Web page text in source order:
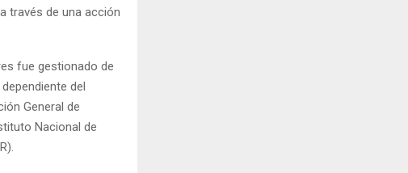
través de una acción
fue gestionado de
del
General de
Nacional de